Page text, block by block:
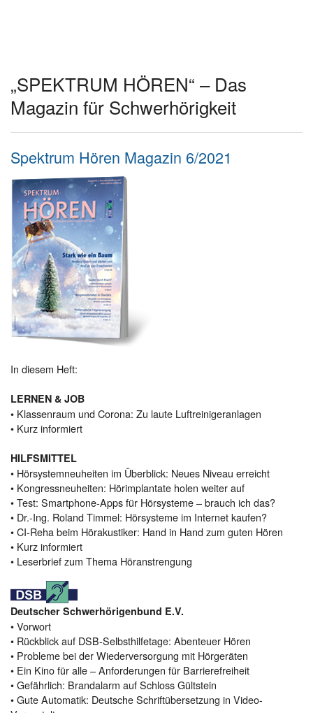
„SPEKTRUM HÖREN“ – Das
Magazin für Schwerhörigkeit
Spektrum Hören Magazin 6/2021
In diesem Heft:
LERNEN & JOB
• Klassenraum und Corona: Zu laute Luftreinigeranlagen
• Kurz informiert
HILFSMITTEL
• Hörsystemneuheiten im Überblick: Neues Niveau erreicht
• Kongressneuheiten: Hörimplantate holen weiter auf
• Test: Smartphone-Apps für Hörsysteme – brauch ich das?
• Dr.-Ing. Roland Timmel: Hörsysteme im Internet kaufen?
• CI-Reha beim Hörakustiker: Hand in Hand zum guten Hören
• Kurz informiert
• Leserbrief zum Thema Höranstrengung
Deutscher Schwerhörigenbund E.V.
• Vorwort
• Rückblick auf DSB-Selbsthilfetage: Abenteuer Hören
• Probleme bei der Wiederversorgung mit Hörgeräten
• Ein Kino für alle – Anforderungen für Barrierefreiheit
• Gefährlich: Brandalarm auf Schloss Gültstein
• Gute Automatik: Deutsche Schriftübersetzung in Video-